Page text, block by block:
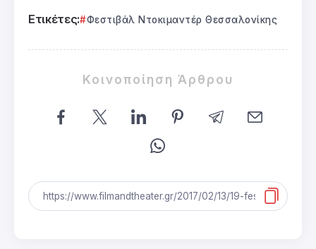
Ετικέτες: Φεστιβάλ Ντοκιμαντέρ Θεσσαλονίκης
Κοινοποίηση Άρθρου